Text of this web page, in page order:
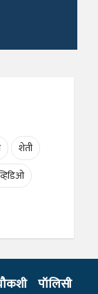
शेती
पॉलिसी